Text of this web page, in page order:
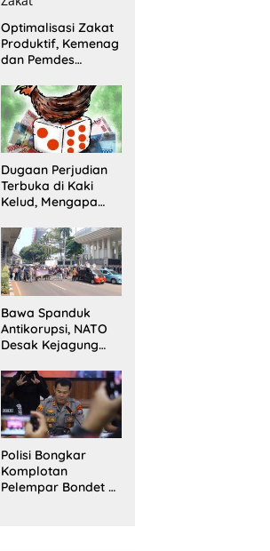
Optimalisasi Zakat
Produktif, Kemenag
dan Pemdes
Bentuk Tim
Pelaksana
Kampung Zakat
Dugaan Perjudian
Terbuka di Kaki
Kelud, Mengapa
Terlihat?
Bawa Spanduk
Antikorupsi, NATO
Desak Kejagung
Eks Jampidsus
Polisi Bongkar
Komplotan
Pelempar Bondet di